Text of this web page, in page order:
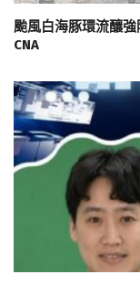
颱風白海豚環流釀
CNA